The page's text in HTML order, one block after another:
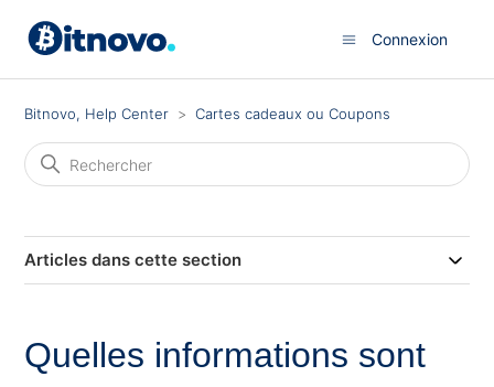
Connexion
Bitnovo, Help Center Cartes cadeaux ou Coupons
Articles dans cette section
Quelles informations sont